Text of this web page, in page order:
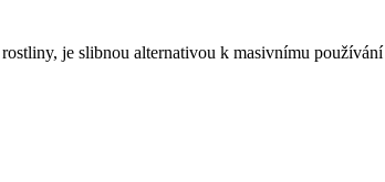
je slibnou alternativou k masivnímu